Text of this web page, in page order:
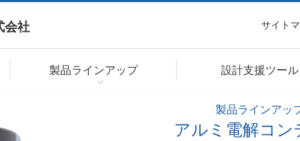
会社 サイト
製品ラインアップ 設計支援ツール
製品ラインアッ
アルミ電解コン